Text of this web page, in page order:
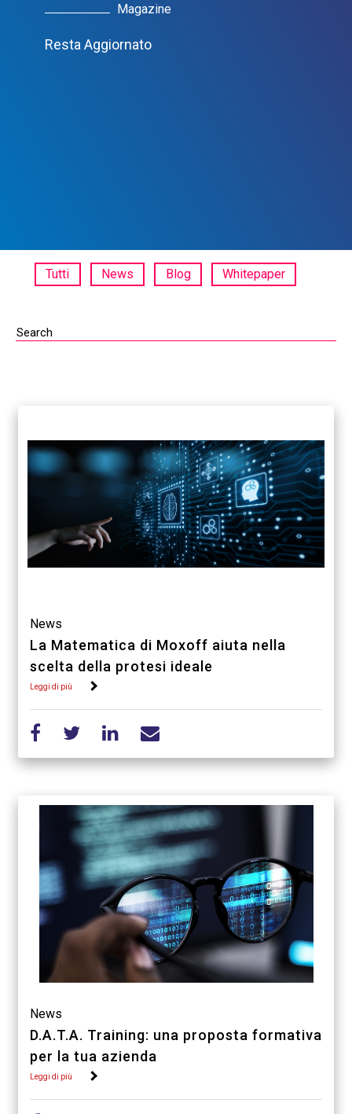
Magazine
Resta Aggiornato
Tutti News Blog Whitepaper
News
La Matematica di Moxoff aiuta nella
scelta della protesi ideale
Leggi di più
News
D.A.T.A. Training: una proposta formativa
per la tua azienda
Leggi di più